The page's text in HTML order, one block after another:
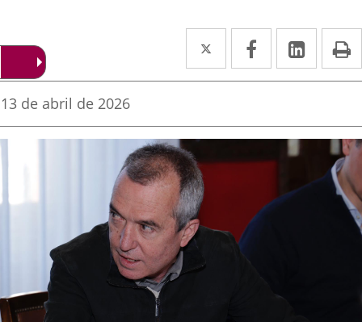
Twitter
Enlace
a
aplicación
Facebook
Enlace
a
aplicación
externa.
Enlace
a
Fecha
la
noticia
13 de abril de 2026